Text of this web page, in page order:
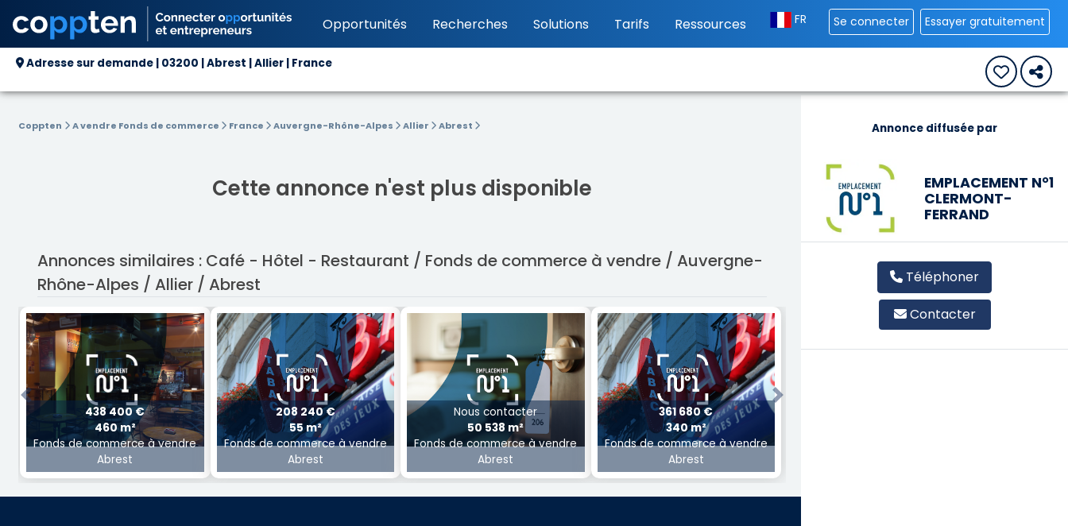
Opportunités Recherches Solutions Tarifs Ressources FR Se connecter Essayer gratuitement
Adresse sur demande | 03200 | Abrest | Allier | France
Coppten A vendre Fonds de commerce France Auvergne-Rhône-Alpes Allier Abrest
Cette annonce n'est plus disponible
Annonces similaires : Café - Hôtel - Restaurant / Fonds de commerce à vendre / Auvergne-
Rhône-Alpes / Allier / Abrest
438 400 €
460 m²
Fonds de commerce à vendre
Abrest
208 240 €
55 m²
Fonds de commerce à vendre
Abrest
Nous contacter
50 538 m²
Fonds de commerce à vendre
Abrest
361 680 €
340 m²
Fonds de commerce à vendre
Abrest
Previous Next
Annonce diffusée par
EMPLACEMENT N°1
CLERMONT-
FERRAND
Téléphoner
Contacter